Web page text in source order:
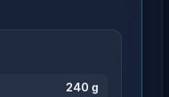
240 g